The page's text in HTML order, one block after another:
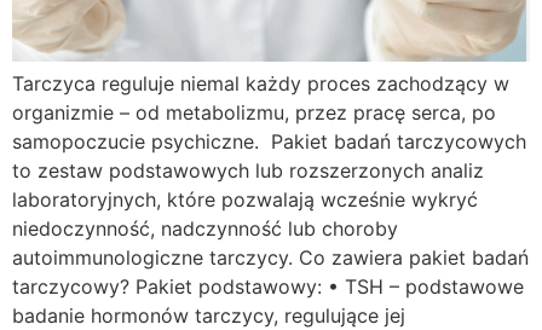
Tarczyca reguluje niemal każdy proces zachodzący w
organizmie – od metabolizmu, przez pracę serca, po
samopoczucie psychiczne. Pakiet badań tarczycowych
to zestaw podstawowych lub rozszerzonych analiz
laboratoryjnych, które pozwalają wcześnie wykryć
niedoczynność, nadczynność lub choroby
autoimmunologiczne tarczycy. Co zawiera pakiet badań
tarczycowy? Pakiet podstawowy: • TSH – podstawowe
badanie hormonów tarczycy, regulujące jej